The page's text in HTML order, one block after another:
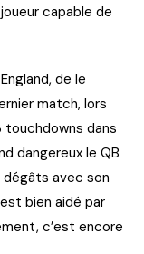
capable de
de le
match, lors
touchdowns dans
dangereux le QB
dégâts avec son
bien aidé par
c’est encore